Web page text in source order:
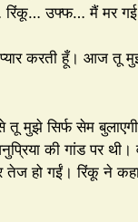
रिंकू… उफ्फ… मैं मर
प्यार करती हूँ। आज
सिर्फ सेम
की गांड पर
हो गईं। रिंकू ने